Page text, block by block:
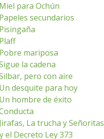
para Ochún
secundarios
mariposa
la cadena
pero con aire
desquite para hoy
hombre de éxito
La trucha y Señoritas
el Decreto Ley 373